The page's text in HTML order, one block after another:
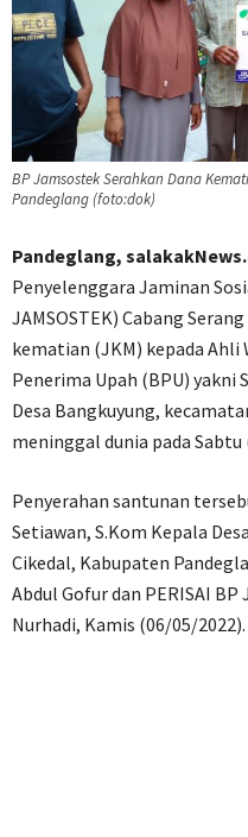
BP Jamsostek Serahkan Dana
Pandeglang (foto:dok)
Pandeglang,
Penyelenggara Jaminan
JAMSOSTEK) Cabang
kematian (JKM) kepada Ahli
Penerima Upah (BPU) yakni
Desa Bangkuyung,
meninggal dunia pada Sabtu
Penyerahan santunan
Setiawan, S.Kom Kepala
Cikedal, Kabupaten
Abdul Gofur dan PERISAI BP
Nurhadi, Kamis (06/05/2022).